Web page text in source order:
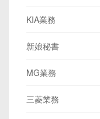
KIA業務
新娘秘書
MG業務
三菱業務